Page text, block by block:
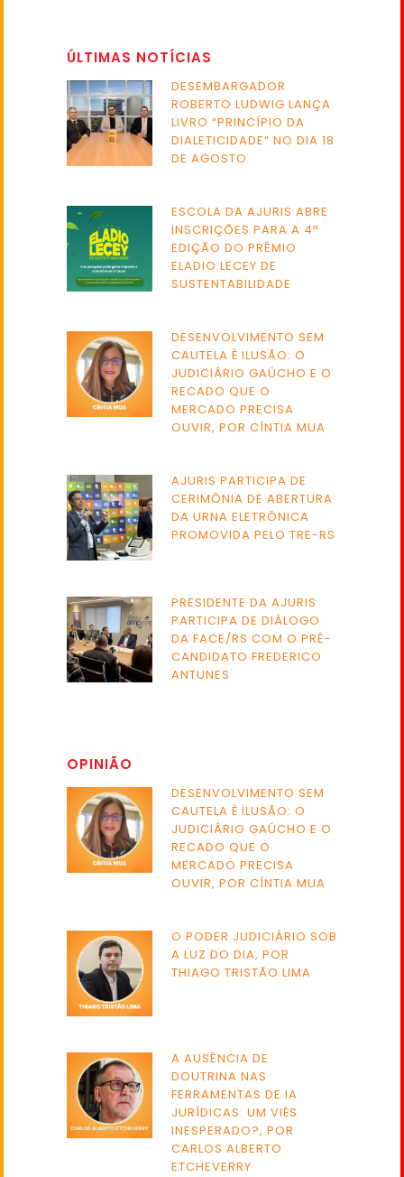
ÚLTIMAS NOTÍCIAS
DESEMBARGADOR
ROBERTO LUDWIG LANÇA
LIVRO “PRINCÍPIO DA
DIALETICIDADE” NO DIA 18
DE AGOSTO
ESCOLA DA AJURIS ABRE
INSCRIÇÕES PARA A 4ª
EDIÇÃO DO PRÊMIO
ELADIO LECEY DE
SUSTENTABILIDADE
DESENVOLVIMENTO SEM
CAUTELA É ILUSÃO: O
JUDICIÁRIO GAÚCHO E O
RECADO QUE O
MERCADO PRECISA
OUVIR, POR CÍNTIA MUA
AJURIS PARTICIPA DE
CERIMÔNIA DE ABERTURA
DA URNA ELETRÔNICA
PROMOVIDA PELO TRE-RS
PRESIDENTE DA AJURIS
PARTICIPA DE DIÁLOGO
DA FACE/RS COM O PRÉ-
CANDIDATO FREDERICO
ANTUNES
OPINIÃO
DESENVOLVIMENTO SEM
CAUTELA É ILUSÃO: O
JUDICIÁRIO GAÚCHO E O
RECADO QUE O
MERCADO PRECISA
OUVIR, POR CÍNTIA MUA
O PODER JUDICIÁRIO SOB
A LUZ DO DIA, POR
THIAGO TRISTÃO LIMA
A AUSÊNCIA DE
DOUTRINA NAS
FERRAMENTAS DE IA
JURÍDICAS: UM VIÉS
INESPERADO?, POR
CARLOS ALBERTO
ETCHEVERRY